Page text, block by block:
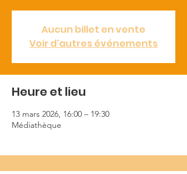
Aucun billet en vente
Voir d'autres événements
Heure et lieu
13 mars 2026, 16:00 – 19:30
Médiathèque